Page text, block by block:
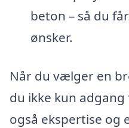
beton – så du
ønsker.
Når du vælger en
du ikke kun
også ekspertise og